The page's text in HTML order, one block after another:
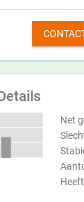
Net